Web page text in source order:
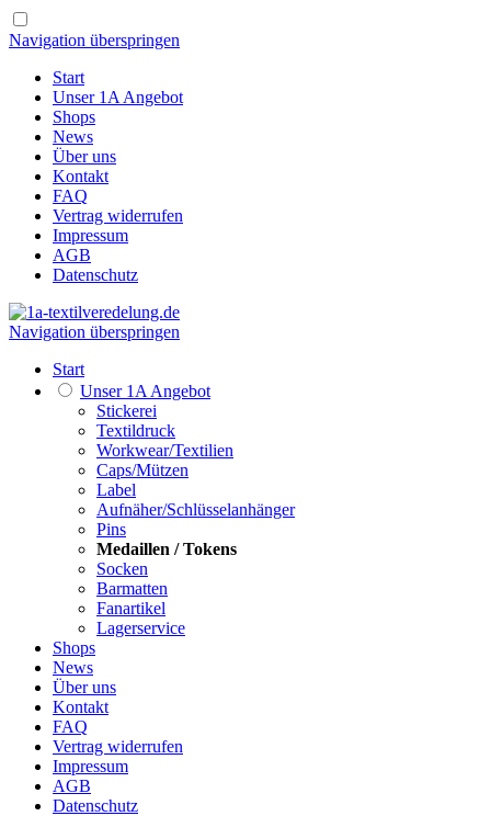
Navigation überspringen
Start
Unser 1A Angebot
Shops
News
Über uns
Kontakt
FAQ
Vertrag widerrufen
Impressum
AGB
Datenschutz
Navigation überspringen
Start
Unser 1A Angebot
Stickerei
Textildruck
Workwear/Textilien
Caps/Mützen
Label
Aufnäher/Schlüsselanhänger
Pins
Medaillen / Tokens
Socken
Barmatten
Fanartikel
Lagerservice
Shops
News
Über uns
Kontakt
FAQ
Vertrag widerrufen
Impressum
AGB
Datenschutz